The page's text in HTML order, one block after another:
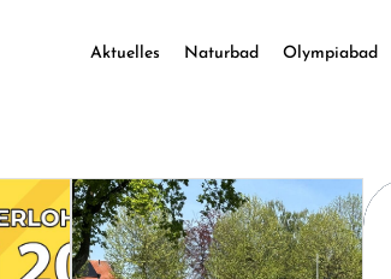
Aktuelles Naturbad Olympiabad